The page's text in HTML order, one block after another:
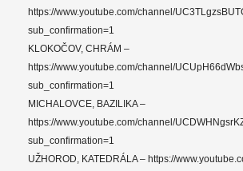
https://www.youtube.com/channel/
sub_confirmation=1
KLOKOČOV, CHRÁM –
https://www.youtube.com/channel/
sub_confirmation=1
MICHALOVCE, BAZILIKA –
https://www.youtube.com/channel/
sub_confirmation=1
UŽHOROD, KATEDRÁLA – https://